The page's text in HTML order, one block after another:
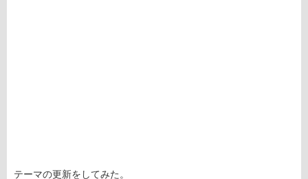
テーマの更新をしてみた。